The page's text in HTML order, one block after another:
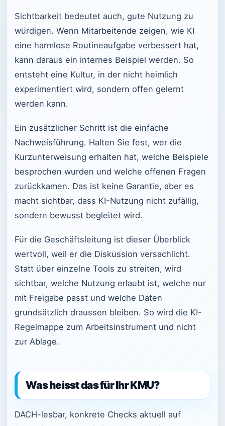
Sichtbarkeit bedeutet auch, gute Nutzung zu
würdigen. Wenn Mitarbeitende zeigen, wie KI
eine harmlose Routineaufgabe verbessert hat,
kann daraus ein internes Beispiel werden. So
entsteht eine Kultur, in der nicht heimlich
experimentiert wird, sondern offen gelernt
werden kann.
Ein zusätzlicher Schritt ist die einfache
Nachweisführung. Halten Sie fest, wer die
Kurzunterweisung erhalten hat, welche Beispiele
besprochen wurden und welche offenen Fragen
zurückkamen. Das ist keine Garantie, aber es
macht sichtbar, dass KI-Nutzung nicht zufällig,
sondern bewusst begleitet wird.
Für die Geschäftsleitung ist dieser Überblick
wertvoll, weil er die Diskussion versachlicht.
Statt über einzelne Tools zu streiten, wird
sichtbar, welche Nutzung erlaubt ist, welche nur
mit Freigabe passt und welche Daten
grundsätzlich draussen bleiben. So wird die KI-
Regelmappe zum Arbeitsinstrument und nicht
zur Ablage.
Was heisst das für Ihr KMU?
DACH-lesbar, konkrete Checks aktuell auf